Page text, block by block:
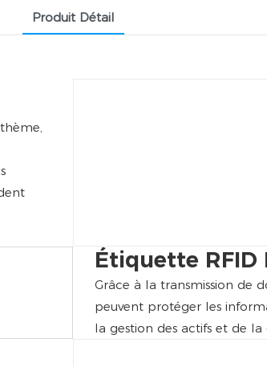
Produit Détail
Étiquette RFID
Grâce à la transmission de
peuvent protéger les
la gestion des actifs et de